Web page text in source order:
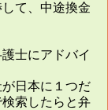
て、中途換金
士にアドバイ
日本に１つだ
索したらと弁